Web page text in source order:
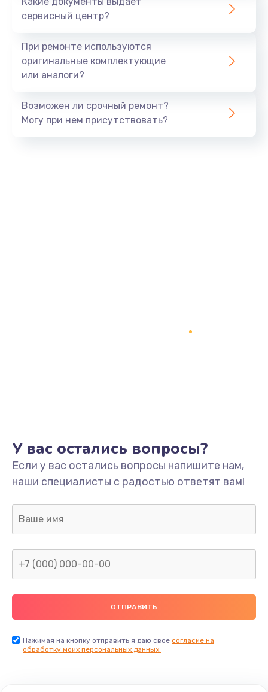
сервисный центр?
При ремонте используются
оригинальные комплектующие
или аналоги?
Возможен ли срочный ремонт?
Могу при нем присутствовать?
У вас остались вопросы?
Если у вас остались вопросы напишите нам,
наши специалисты с радостью ответят вам!
Нажимая на кнопку отправить я даю свое согласие на
обработку моих персональных данных.